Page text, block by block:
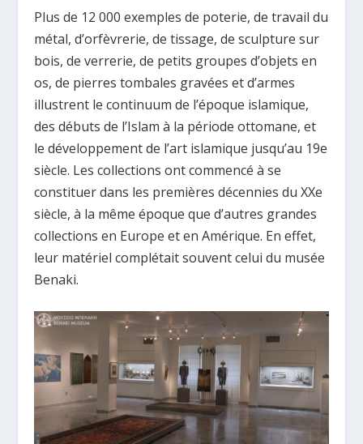
Plus de 12 000 exemples de poterie, de travail du
métal, d’orfèvrerie, de tissage, de sculpture sur
bois, de verrerie, de petits groupes d’objets en
os, de pierres tombales gravées et d’armes
illustrent le continuum de l’époque islamique,
des débuts de l’Islam à la période ottomane, et
le développement de l’art islamique jusqu’au 19e
siècle. Les collections ont commencé à se
constituer dans les premières décennies du XXe
siècle, à la même époque que d’autres grandes
collections en Europe et en Amérique. En effet,
leur matériel complétait souvent celui du musée
Benaki.